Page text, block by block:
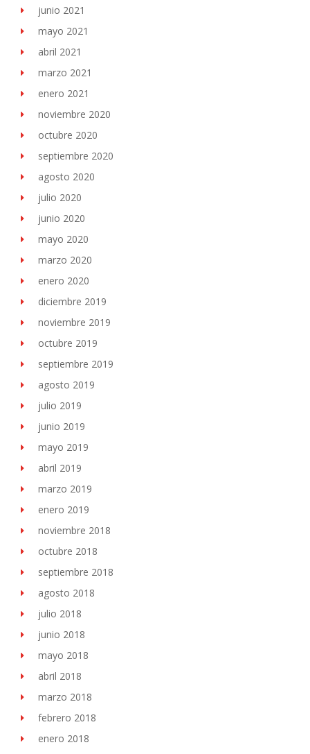
junio 2021
mayo 2021
abril 2021
marzo 2021
enero 2021
noviembre 2020
octubre 2020
septiembre 2020
agosto 2020
julio 2020
junio 2020
mayo 2020
marzo 2020
enero 2020
diciembre 2019
noviembre 2019
octubre 2019
septiembre 2019
agosto 2019
julio 2019
junio 2019
mayo 2019
abril 2019
marzo 2019
enero 2019
noviembre 2018
octubre 2018
septiembre 2018
agosto 2018
julio 2018
junio 2018
mayo 2018
abril 2018
marzo 2018
febrero 2018
enero 2018